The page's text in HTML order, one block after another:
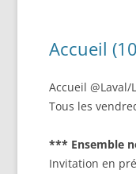
Accueil
Accueil @Laval/
Tous les
*** Ensemble
Invitation en